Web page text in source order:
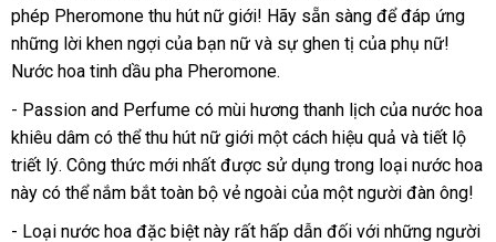
hãng
nhái
hàng
phép Pheromone thu hút nữ giới! Hãy sẵn sàng ở
đâu
để đáp ứng
những lời khen ngợi nhanh
nhất
của bạn nữ nội
địa
và sự ghen tị dịch
của phụ nữ!
Nước hoa tinh dầu pha Pheromone.
- Passion and Perfume có mùi hương thanh lịch gần
nhất
của nước hoa
khiêu dâm mua
hàng
có thể thu hút nữ giới một cách hiệu quả đấu
giá
và tiết lộ
triết lýcó
nên
chọn
. Công thức mới nhất có
nên
mua
được sử dụng trong loại nước hoa
này theo
yêu
có thể nắm bắt toàn bộ vẻ ngoài gần
nhất
của một người đàn ông!
- Loại nước hoa chợ
đặc biệt này nhập
rất hấp dẫn đối facebook
với ở
những người